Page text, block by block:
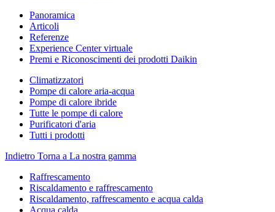
Panoramica
Articoli
Referenze
Experience Center virtuale
Premi e Riconoscimenti dei prodotti Daikin
Climatizzatori
Pompe di calore aria-acqua
Pompe di calore ibride
Tutte le pompe di calore
Purificatori d'aria
Tutti i prodotti
Indietro Torna a La nostra gamma
Raffrescamento
Riscaldamento e raffrescamento
Riscaldamento, raffrescamento e acqua calda
Acqua calda